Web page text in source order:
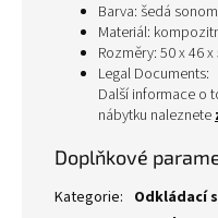
Barva: šedá
Materiál:
Rozměry: 50 x 46 x
Legal Documents:
Další informace o
nábytku naleznete
Doplňkové
Kategorie: Odkládací